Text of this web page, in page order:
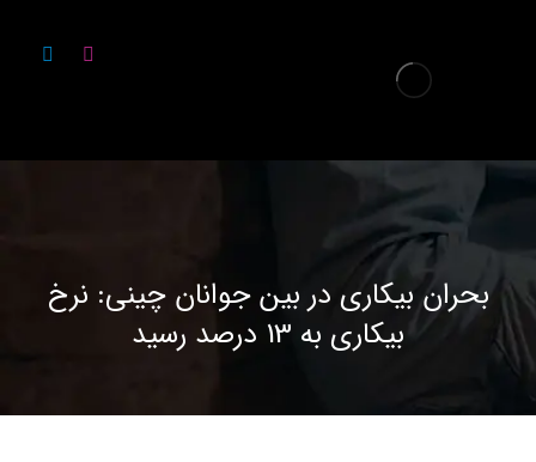
بحران بیکاری در بین جوانان چینی: نرخ
بیکاری به 13 درصد رسید